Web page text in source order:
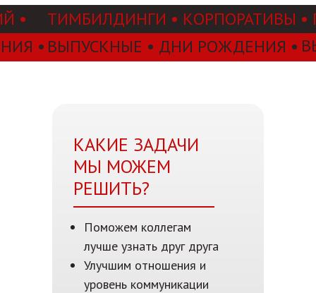
ТИМБИЛДИНГИ • КОРПОРАТИВЫ
•
ВЫПУСКНЫЕ • ДНИ РОЖДЕНИЯ •
•
КАКИЕ ЗАДАЧИ
МЫ МОЖЕМ
РЕШИТЬ?
Поможем коллегам
лучше узнать друг друга
Улучшим отношения и
уровень коммуникации